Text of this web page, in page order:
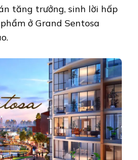
tăng trưởng, sinh lời hấp
ở Grand Sentosa